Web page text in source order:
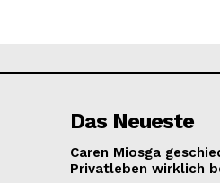
Das Neueste
Caren Miosga
Privatleben wirklich